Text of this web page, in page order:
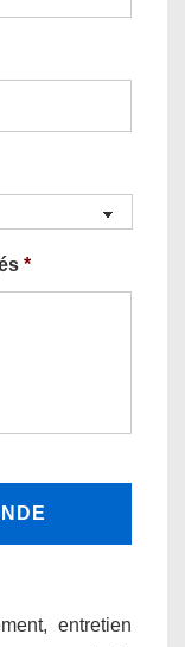
*
entretien